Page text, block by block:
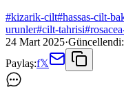
#kizarik-cilt#hassas-cilt-
urunler#cilt-tahrisi#
24 Mart 2025·Güncellendi:
Paylaş:f𝕏